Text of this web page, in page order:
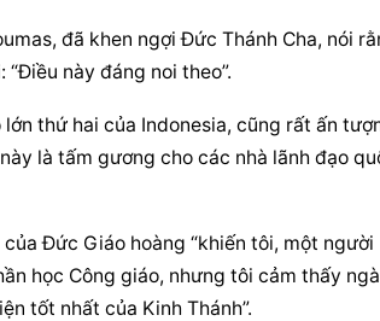
đã khen ngợi Đức Thánh Cha, nói
này đáng noi theo”.
thứ hai của Indonesia, cũng rất ấn
là tấm gương cho các nhà lãnh đạo
của Đức Giáo hoàng “khiến tôi, một người
học Công giáo, nhưng tôi cảm thấy
tốt nhất của Kinh Thánh”.